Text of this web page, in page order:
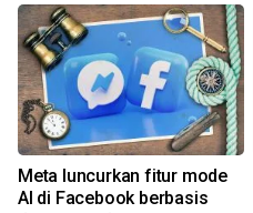
Meta luncurkan fitur mode
AI di Facebook berbasis